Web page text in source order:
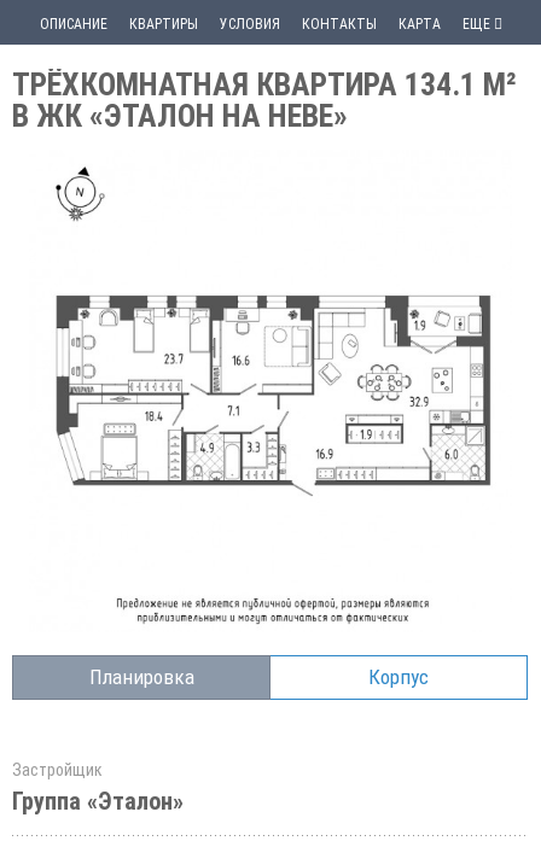
ОПИСАНИЕ КВАРТИРЫ УСЛОВИЯ КОНТАКТЫ КАРТА ЕЩЕ
ТРЁХКОМНАТНАЯ КВАРТИРА 134.1 М²
В ЖК «ЭТАЛОН НА НЕВЕ»
Планировка Корпус
Застройщик
Группа «Эталон»